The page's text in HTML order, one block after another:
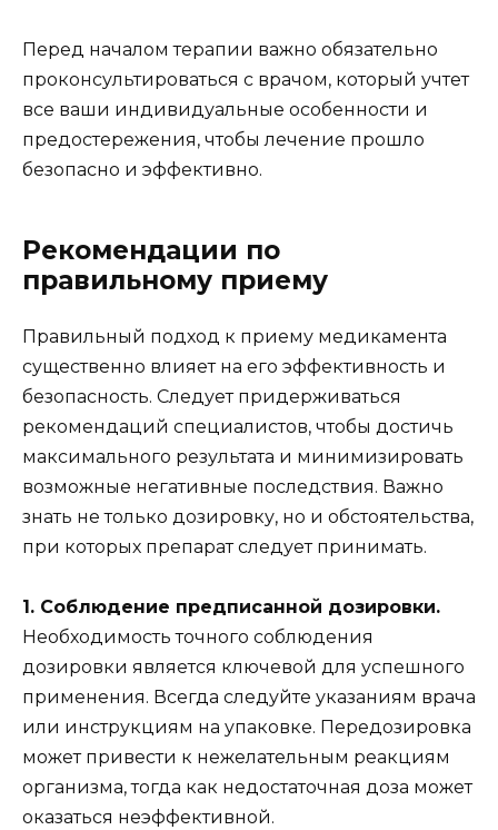
Перед началом терапии важно обязательно
проконсультироваться с врачом, который учтет
все ваши индивидуальные особенности и
предостережения, чтобы лечение прошло
безопасно и эффективно.
Рекомендации по
правильному приему
Правильный подход к приему медикамента
существенно влияет на его эффективность и
безопасность. Следует придерживаться
рекомендаций специалистов, чтобы достичь
максимального результата и минимизировать
возможные негативные последствия. Важно
знать не только дозировку, но и обстоятельства,
при которых препарат следует принимать.
1. Соблюдение предписанной дозировки.
Необходимость точного соблюдения
дозировки является ключевой для успешного
применения. Всегда следуйте указаниям врача
или инструкциям на упаковке. Передозировка
может привести к нежелательным реакциям
организма, тогда как недостаточная доза может
оказаться неэффективной.